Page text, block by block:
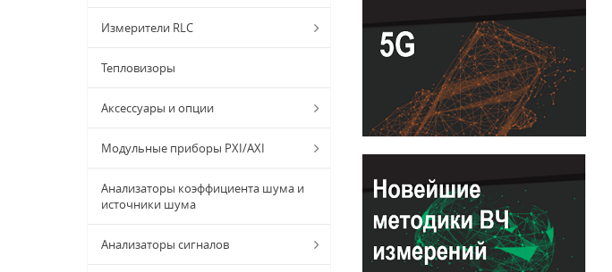
Измерители RLC
Тепловизоры
Аксессуары и опции
Модульные приборы PXI/AXI
Анализаторы коэффициента шума и
источники шума
Анализаторы сигналов